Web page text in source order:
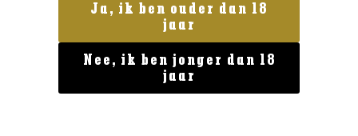
Epicuro Montepulciano d’Abruzzo
Ja, ik ben ouder dan 18
jaar
Nee, ik ben jonger dan 18
jaar